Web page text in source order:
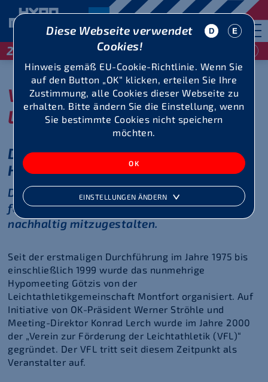
Diese Webseite verwendet
Cookies!
Hinweis gemäß EU-Cookie-Richtlinie. Wenn Sie
auf den Button „OK“ klicken, erteilen Sie Ihre
Zustimmung, alle Cookies dieser Webseite zu
erhalten. Bitte ändern Sie die Einstellung, wenn
Sie bestimmte Cookies nicht speichern
möchten.
EINSTELLUNGEN ÄNDERN
29 / 30 Mai 2027
Verein zur Förderung der
Leichtathletik (VFL)
Der Veranstalterverein des
Hypomeetings
Das Ziel: den Leichtathletik Nachwuchs zu
fördern und die Zukunft der Leichtathletik
nachhaltig mitzugestalten.
Seit der erstmaligen Durchführung im Jahre 1975 bis
einschließlich 1999 wurde das nunmehrige
Hypomeeting Götzis von der
Leichtathletikgemeinschaft Montfort organisiert. Auf
Initiative von OK-Präsident Werner Ströhle und
Meeting-Direktor Konrad Lerch wurde im Jahre 2000
der „Verein zur Förderung der Leichtathletik (VFL)“
gegründet. Der VFL tritt seit diesem Zeitpunkt als
Veranstalter auf.